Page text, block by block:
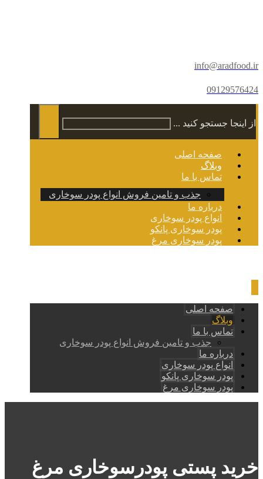
info@aradfood.ir
09129576424
از اینجا جستجو کنید ...
صفحه اصلی
وبلاگ
تماس با ما
جذب و تامین فروش انواع پودر سوخاری
درباره ما
انواع پودر سوخاری
پودر سوخاری پانکو
پودر سوخاری مرغ
صفحه اصلی
وبلاگ
تماس با ما
جذب و تامین فروش انواع پودر سوخاری
درباره ما
انواع پودر سوخاری
پودر سوخاری پانکو
پودر سوخاری مرغ
خرید پستی پودرسوخاری مرغ